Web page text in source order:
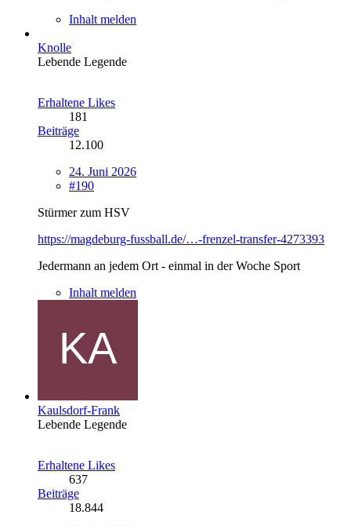
Inhalt melden
Knolle
Lebende Legende
Erhaltene Likes
181
Beiträge
12.100
24. Juni 2026
#190
Stürmer zum HSV
https://magdeburg-fussball.de/…-frenzel-transfer-4273393
Jedermann an jedem Ort - einmal in der Woche Sport
Inhalt melden
Kaulsdorf-Frank
Lebende Legende
Erhaltene Likes
637
Beiträge
18.844